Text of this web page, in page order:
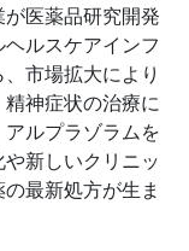
医薬品研究開発
ルスケアインフ
市場拡大により
神症状の治療に
ルプラゾラムを
新しいクリニッ
最新処方が生ま